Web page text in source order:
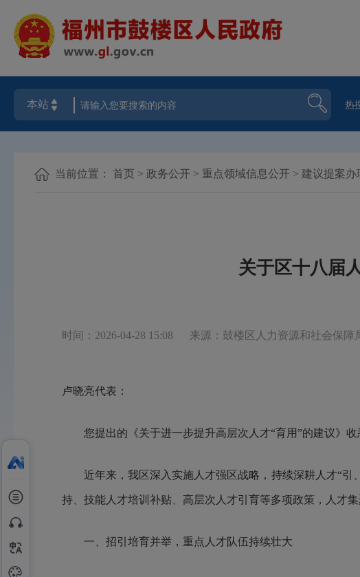
热
当前位置： 首页 > 政务公开 > 重点领域信息公开 > 建议提案办
关于区十八届
时间：2026-04-28 15:08 来源：鼓楼区人力资源和社会保障
卢晓亮代表：
您提出的《关于进一步提升高层次人才“育用”的建议》
近年来，我区深入实施人才强区战略，持续深耕人才“引
持、技能人才培训补贴、高层次人才引育等多项政策，人才集
一、招引培育并举，重点人才队伍持续壮大